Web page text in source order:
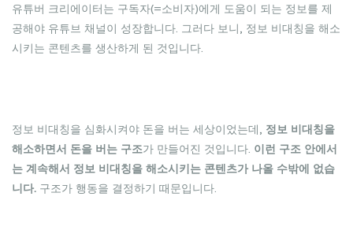
유튜버 크리에이터는 구독자(=소비자)에게 도움이 되는 정보를 제
공해야 유튜브 채널이 성장합니다. 그러다 보니, 정보 비대칭을 해소
시키는 콘텐츠를 생산하게 된 것입니다.
정보 비대칭을 심화시켜야 돈을 버는 세상이었는데, 정보 비대칭을
해소하면서 돈을 버는 구조가 만들어진 것입니다. 이런 구조 안에서
는 계속해서 정보 비대칭을 해소시키는 콘텐츠가 나올 수밖에 없습
니다. 구조가 행동을 결정하기 때문입니다.